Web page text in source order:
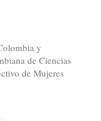
y
de Ciencias
de Mujeres